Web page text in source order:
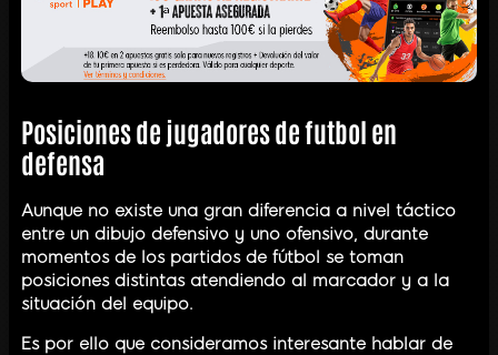
Posiciones de jugadores de futbol en
defensa
Aunque no existe una gran diferencia a nivel táctico
entre un dibujo defensivo y uno ofensivo, durante
momentos de los partidos de fútbol se toman
posiciones distintas atendiendo al marcador y a la
situación del equipo.
Es por ello que consideramos interesante hablar de